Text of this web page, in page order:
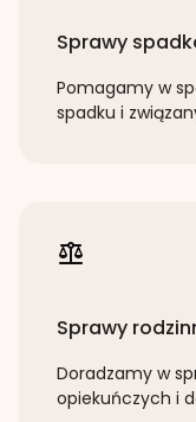
Sprawy
Pomagamy w
spadku i
Sprawy
Doradzamy w
opiekuńczych i